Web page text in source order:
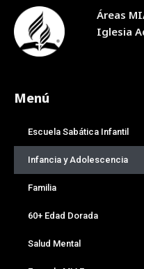
Áreas
Iglesia
Menú
Escuela Sabática Infantil
Infancia y Adolescencia
Familia
60+ Edad Dorada
Salud Mental